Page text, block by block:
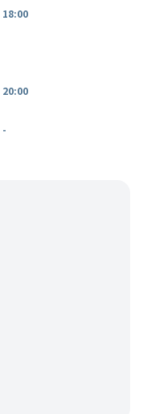
18:00
20:00
-